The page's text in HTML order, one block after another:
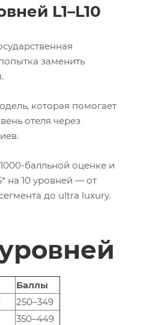
L1–L10
заменить
которая помогает
отеля через
балльной оценке и
на 10 уровней — от
до ultra luxury.
Баллы
250–349
350–449